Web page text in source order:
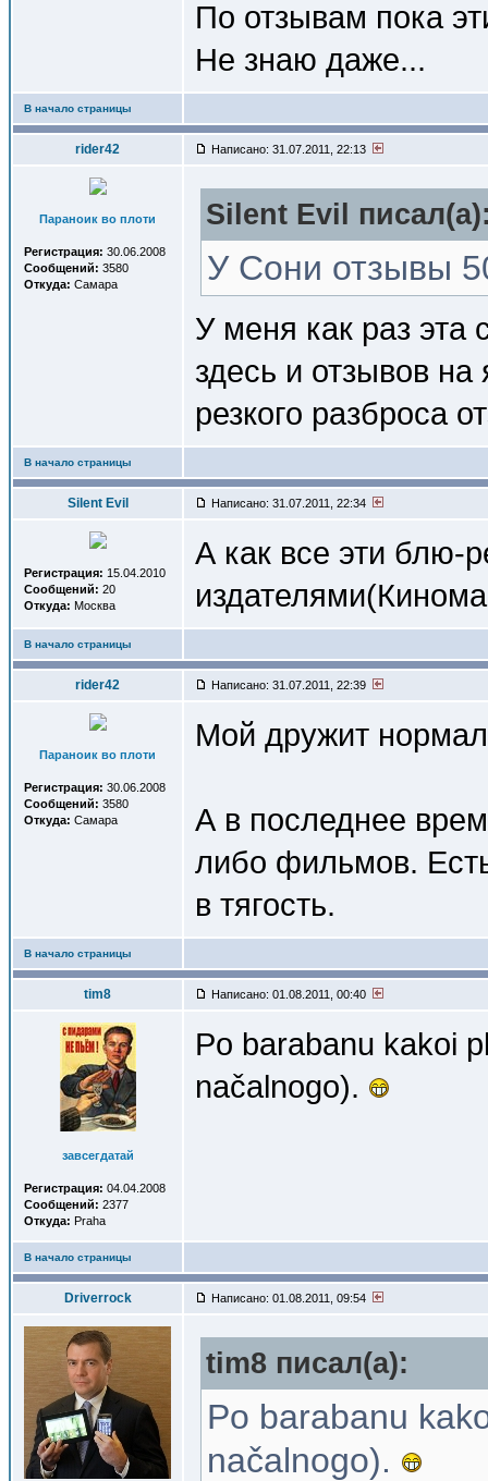
По отзывам пока
Не знаю даже...
В начало страницы
rider42 Написано: 31.07.2011, 22:13
Параноик во плоти
Регистрация: 30.06.2008
Сообщений: 3580
Откуда: Самара
Silent Evil
У Сони отзывы
У меня как раз
здесь и отзывов
резкого разброса
В начало страницы
Silent Evil Написано: 31.07.2011, 22:34
Регистрация: 15.04.2010
Сообщений: 20
Откуда: Москва
А как все эти блю-
В начало страницы
rider42 Написано: 31.07.2011, 22:39
Параноик во плоти
Регистрация: 30.06.2008
Сообщений: 3580
Откуда: Самара
Мой дружит
А в последнее
либо фильмов.
в тягость.
В начало страницы
tim8 Написано: 01.08.2011, 00:40
завсегдатай
Регистрация: 04.04.2008
Сообщений: 2377
Откуда: Praha
Po barabanu kakoi
načalnogo).
В начало страницы
Driverrock Написано: 01.08.2011, 09:54
tim8 писал(a):
Po barabanu
načalnogo).